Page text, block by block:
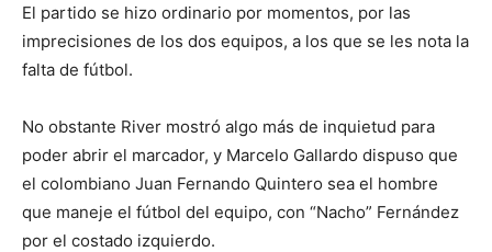
El partido se hizo ordinario por momentos, por las
imprecisiones de los dos equipos, a los que se les nota la
falta de fútbol.
No obstante River mostró algo más de inquietud para
poder abrir el marcador, y Marcelo Gallardo dispuso que
el colombiano Juan Fernando Quintero sea el hombre
que maneje el fútbol del equipo, con “Nacho” Fernández
por el costado izquierdo.